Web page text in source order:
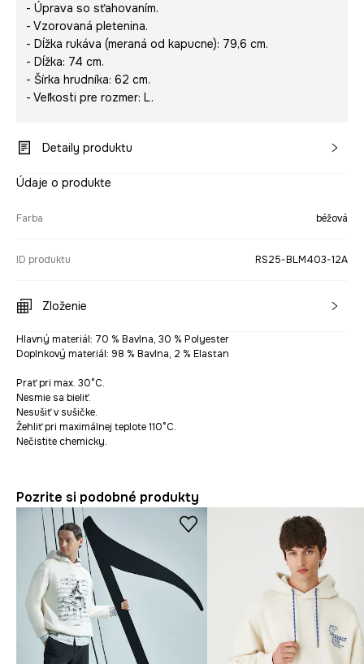
- Úprava so sťahovaním.
- Vzorovaná pletenina.
- Dĺžka rukáva (meraná od kapucne): 79,6 cm.
- Dĺžka: 74 cm.
- Šírka hrudníka: 62 cm.
- Veľkosti pre rozmer: L.
Detaily produktu
Údaje o produkte
Farba béžová
ID produktu RS25-BLM403-12A
Zloženie
Hlavný materiál: 70 % Bavlna, 30 % Polyester
Doplnkový materiál: 98 % Bavlna, 2 % Elastan
Prať pri max. 30°C.
Nesmie sa bieliť.
Nesušiť v sušičke.
Žehliť pri maximálnej teplote 110°C.
Nečistite chemicky.
Pozrite si podobné produkty